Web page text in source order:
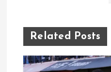
a
Related Posts